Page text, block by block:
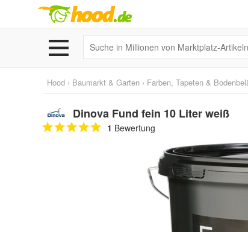
Hood › Baumarkt & Garten › Farben, Tapeten &
Dinova Fund fein 10 Liter weiß
1 Bewertung